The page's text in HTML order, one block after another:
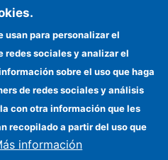
institucional
FEDER
financiadores
usan para personalizar el
redes sociales y analizar el
sobre el uso que haga
de redes sociales y análisis
con otra información que les
recopilado a partir del uso que
información